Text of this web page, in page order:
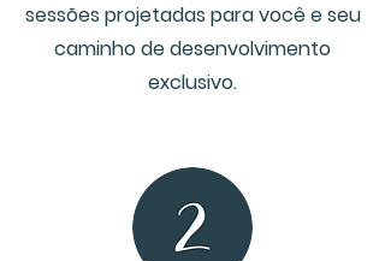
sessões projetadas para você e seu
caminho de desenvolvimento
exclusivo.